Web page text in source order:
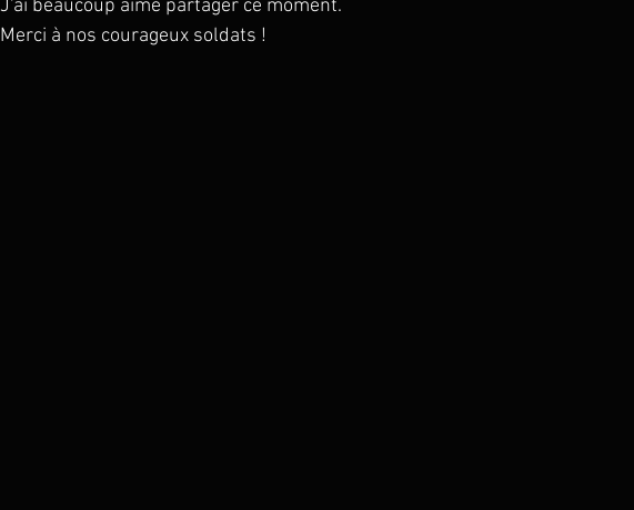
J'ai beaucoup aimé partager ce moment.
Merci à nos courageux soldats !